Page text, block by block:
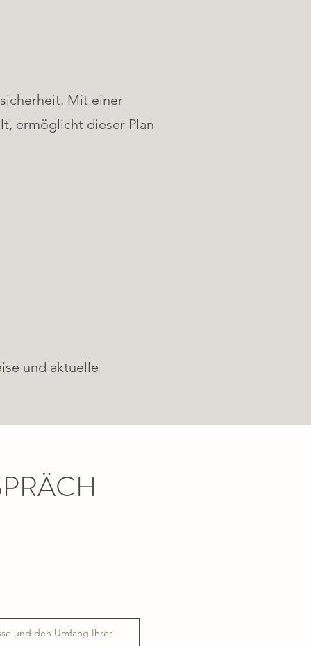
Mit einer
ermöglicht dieser Plan
und aktuelle